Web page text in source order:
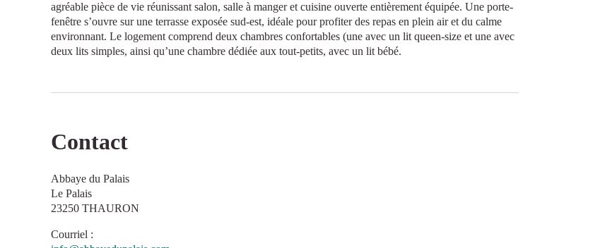
agréable pièce de vie réunissant salon, salle à manger et cuisine ouverte entièrement équipée. Une porte-
fenêtre s’ouvre sur une terrasse exposée sud-est, idéale pour profiter des repas en plein air et du calme
environnant. Le logement comprend deux chambres confortables (une avec un lit queen-size et une avec
deux lits simples, ainsi qu’une chambre dédiée aux tout-petits, avec un lit bébé.
Contact
Abbaye du Palais
Le Palais
23250 THAURON
Courriel :